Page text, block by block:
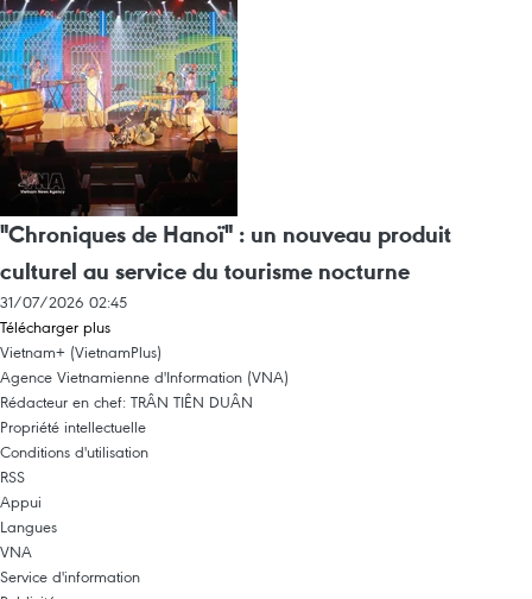
"Chroniques de Hanoï" : un nouveau produit
culturel au service du tourisme nocturne
31/07/2026 02:45
Télécharger plus
Vietnam+ (VietnamPlus)
Agence Vietnamienne d'Information (VNA)
Rédacteur en chef: TRÂN TIÊN DUÂN
Propriété intellectuelle
Conditions d'utilisation
RSS
Appui
Langues
VNA
Service d'information